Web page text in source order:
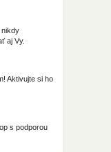
nikdy
aj Vy.
Aktivujte si ho
s podporou